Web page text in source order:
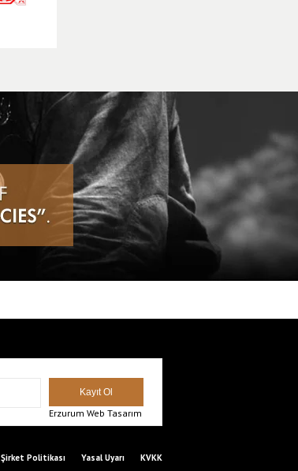
Erzurum Web Tasarım
KVKK
Yasal Uyarı
Şirket Politikası